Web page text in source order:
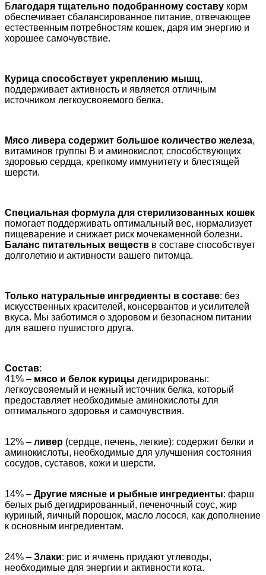
Благодаря тщательно подобранному составу корм
обеспечивает сбалансированное питание, отвечающее
естественным потребностям кошек, даря им энергию и
хорошее самочувствие.
Курица способствует укреплению мышц,
поддерживает активность и является отличным
источником легкоусвояемого белка.
Мясо ливера содержит большое количество железа,
витаминов группы В и аминокислот, способствующих
здоровью сердца, крепкому иммунитету и блестящей
шерсти.
Специальная формула для стерилизованных кошек
помогает поддерживать оптимальный вес, нормализует
пищеварение и снижает риск мочекаменной болезни.
Баланс питательных веществ в составе способствует
долголетию и активности вашего питомца.
Только натуральные ингредиенты в составе: без
искусственных красителей, консервантов и усилителей
вкуса. Мы заботимся о здоровом и безопасном питании
для вашего пушистого друга.
Состав:
41% – мясо и белок курицы дегидрированы:
легкоусвояемый и нежный источник белка, который
предоставляет необходимые аминокислоты для
оптимального здоровья и самочувствия.
12% – ливер (сердце, печень, легкие): содержит белки и
аминокислоты, необходимые для улучшения состояния
сосудов, суставов, кожи и шерсти.
14% – Другие мясные и рыбные ингредиенты: фарш
белых рыб дегидрированный, печеночный соус, жир
куриный, яичный порошок, масло лосося, как дополнение
к основным ингредиентам.
24% – Злаки: рис и ячмень придают углеводы,
необходимые для энергии и активности кота.